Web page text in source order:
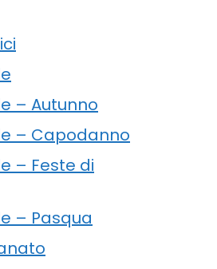
– Autunno
– Capodanno
– Feste di
– Pasqua